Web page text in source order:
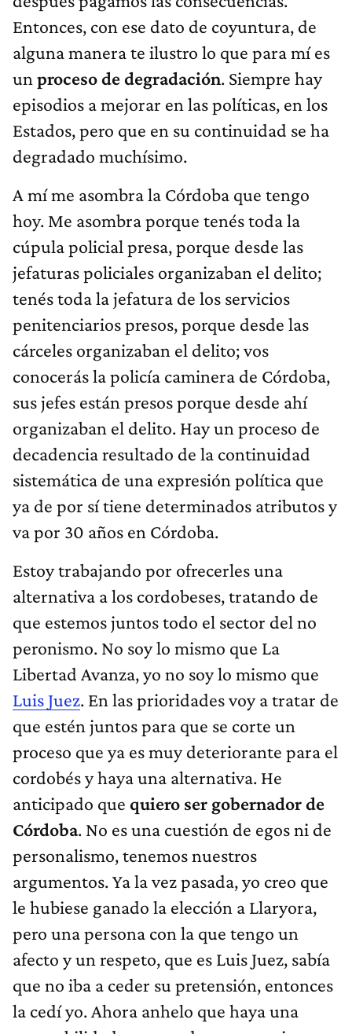
Entonces, con ese dato de coyuntura, de
alguna manera te ilustro lo que para mí es
unproceso de degradación . Siempre hay
episodios a mejorar en las políticas, en los
Estados, pero que en su continuidad se ha
degradado muchísimo.
A mí me asombra la Córdoba que tengo
hoy. Me asombra porque tenés toda la
cúpula policial presa, porque desde las
jefaturas policiales organizaban el delito;
tenés toda la jefatura de los servicios
penitenciarios presos, porque desde las
cárceles organizaban el delito; vos
conocerás la policía caminera de Córdoba,
sus jefes están presos porque desde ahí
organizaban el delito. Hay un proceso de
decadencia resultado de la continuidad
sistemática de una expresión política que
ya de por sí tiene determinados atributos y
va por 30 años en Córdoba.
Estoy trabajando por ofrecerles una
alternativa a los cordobeses, tratando de
que estemos juntos todo el sector del no
peronismo. No soy lo mismo que La
Libertad Avanza, yo no soy lo mismo que
Luis Juez . En las prioridades voy a tratar de
que estén juntos para que se corte un
proceso que ya es muy deteriorante para el
cordobés y haya una alternativa. He
anticipado quequiero ser gobernador de
Córdoba. No es una cuestión de egos ni de
personalismo, tenemos nuestros
argumentos. Ya la vez pasada, yo creo que
le hubiese ganado la elección a Llaryora,
pero una persona con la que tengo un
afecto y un respeto, que es Luis Juez, sabía
que no iba a ceder su pretensión, entonces
la cedí yo. Ahora anhelo que haya una
razonabilidad y que podamos estar juntos.